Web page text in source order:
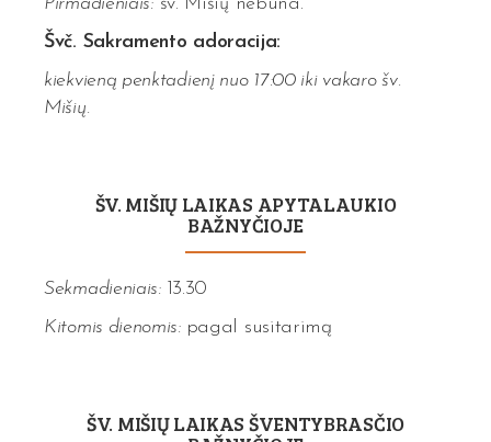
Pirmadieniais:šv. Mišių nebūna.
Švč. Sakramento adoracija:
kiekvieną penktadienį nuo 17:00 iki vakaro šv.
Mišių.
ŠV. MIŠIŲ LAIKAS APYTALAUKIO
BAŽNYČIOJE
Sekmadieniais: 13.30
Kitomis dienomis: pagal susitarimą
ŠV. MIŠIŲ LAIKAS ŠVENTYBRASČIO